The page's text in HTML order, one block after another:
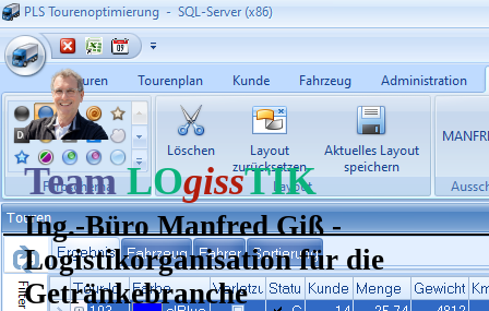
Team LOgissTIK
Ing.-Büro Manfred Giß -
Logistikorganisation für die
Getränkebranche